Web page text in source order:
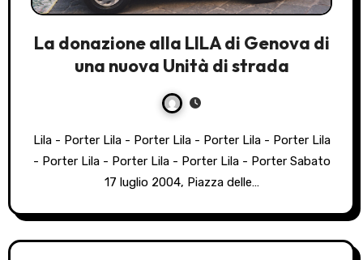
La donazione alla LILA di Genova di
una nuova Unità di strada
Lila - Porter Lila - Porter Lila - Porter Lila - Porter Lila
- Porter Lila - Porter Lila - Porter Lila - Porter Sabato
17 luglio 2004, Piazza delle…